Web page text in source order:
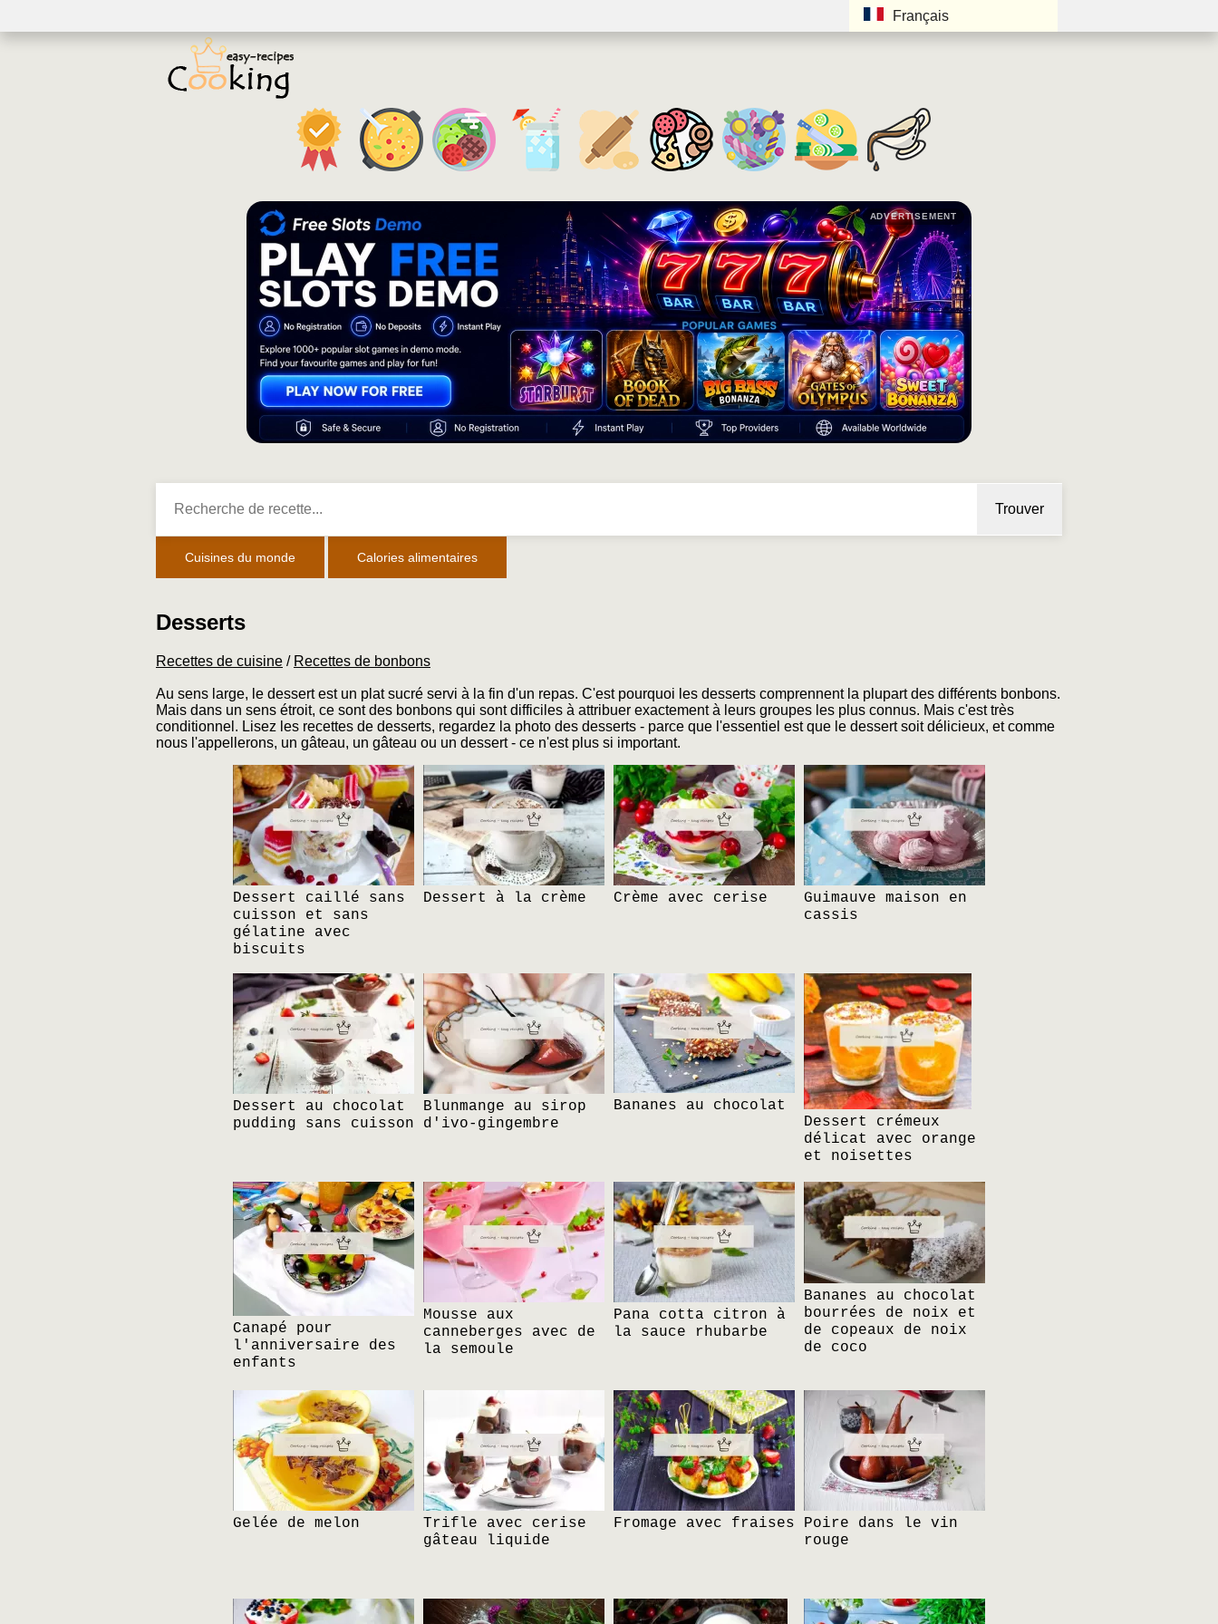
Français
ADVERTISEMENT
Trouver
Cuisines du monde Calories alimentaires
Desserts
Recettes de cuisine / Recettes de bonbons
Au sens large, le dessert est un plat sucré servi à la fin d'un repas. C'est pourquoi les desserts comprennent la plupart des différents bonbons.
Mais dans un sens étroit, ce sont des bonbons qui sont difficiles à attribuer exactement à leurs groupes les plus connus. Mais c'est très
conditionnel. Lisez les recettes de desserts, regardez la photo des desserts - parce que l'essentiel est que le dessert soit délicieux, et comme
nous l'appellerons, un gâteau, un gâteau ou un dessert - ce n'est plus si important.
Dessert caillé sans
cuisson et sans
gélatine avec
biscuits
Dessert à la crème Crème avec cerise
Guimauve maison en
cassis
Dessert au chocolat
pudding sans cuisson
Blunmange au sirop
d'ivo-gingembre
Bananes au chocolat
Dessert crémeux
délicat avec orange
et noisettes
Canapé pour
l'anniversaire des
enfants
Mousse aux
canneberges avec de
la semoule
Pana cotta citron à
la sauce rhubarbe
Bananes au chocolat
bourrées de noix et
de copeaux de noix
de coco
Gelée de melon
Trifle avec cerise
gâteau liquide
Fromage avec fraises
Poire dans le vin
rouge